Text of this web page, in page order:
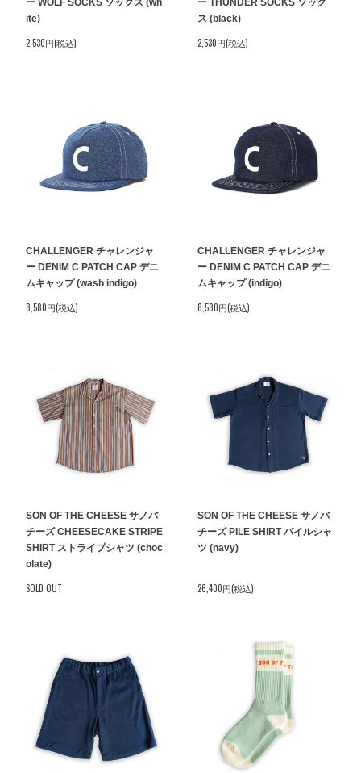
ー WOLF SOCKS ソックス (wh
ite)
2,530円(税込)
ー THUNDER SOCKS ソック
ス (black)
2,530円(税込)
CHALLENGER チャレンジャ
ー DENIM C PATCH CAP デニ
ムキャップ (wash indigo)
8,580円(税込)
CHALLENGER チャレンジャ
ー DENIM C PATCH CAP デニ
ムキャップ (indigo)
8,580円(税込)
SON OF THE CHEESE サノバ
チーズ CHEESECAKE STRIPE
SHIRT ストライプシャツ (choc
olate)
SOLD OUT
SON OF THE CHEESE サノバ
チーズ PILE SHIRT パイルシャ
ツ (navy)
26,400円(税込)